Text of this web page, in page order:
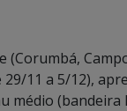
11 a 5/12),
médio (bandeira